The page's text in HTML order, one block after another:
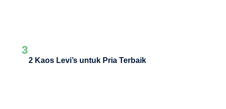
3
2 Kaos Levi’s untuk Pria Terbaik